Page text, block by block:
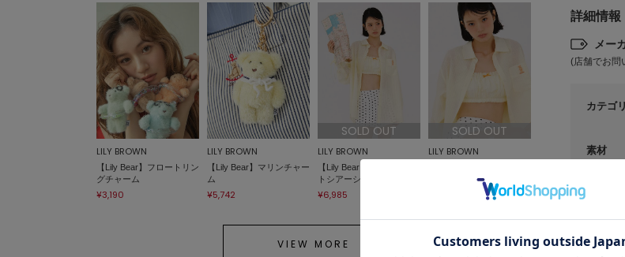
詳細情報
メー
(店舗でお問
カテゴリ
素材
原産国
洗濯表
LILY BROWN
【Lily Bear】フロートリン
グチャーム
¥3,190
LILY BROWN
【Lily Bear】マリンチャー
ム
¥5,742
SOLD OUT
LILY BROWN
【Lily Bear】シュシュセッ
トシアーシャツ
¥6,985
SOLD OUT
LILY BROWN
リングビスチェ
VIEW MORE